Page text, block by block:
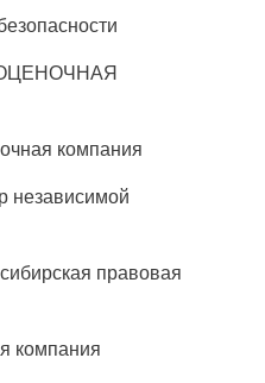
компания
независимой
правовая
компания